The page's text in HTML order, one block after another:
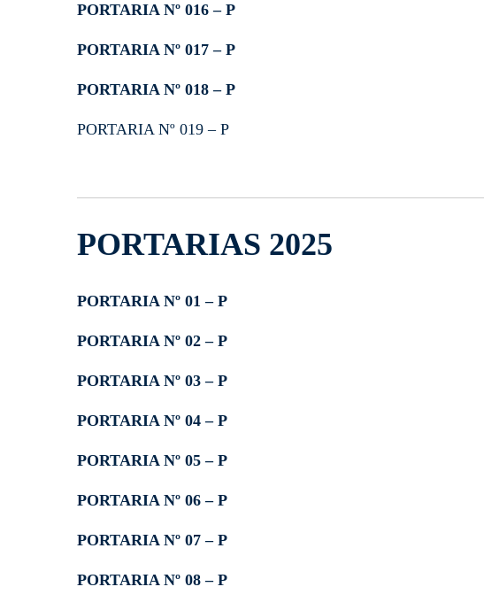
PORTARIA Nº 016 – P
PORTARIA Nº 017 – P
PORTARIA Nº 018 – P
PORTARIA Nº 019 – P
PORTARIAS 2025
PORTARIA Nº 01 – P
PORTARIA Nº 02 – P
PORTARIA Nº 03 – P
PORTARIA Nº 04 – P
PORTARIA Nº 05 – P
PORTARIA Nº 06 – P
PORTARIA Nº 07 – P
PORTARIA Nº 08 – P